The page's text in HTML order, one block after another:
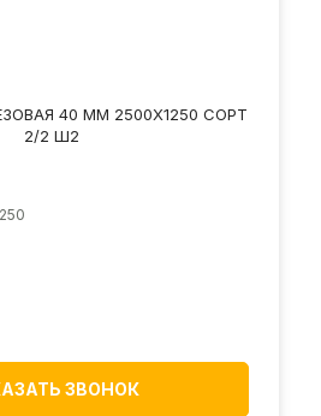
40 ММ 2500Х1250 СОРТ
2/2 Ш2
ЗВОНОК